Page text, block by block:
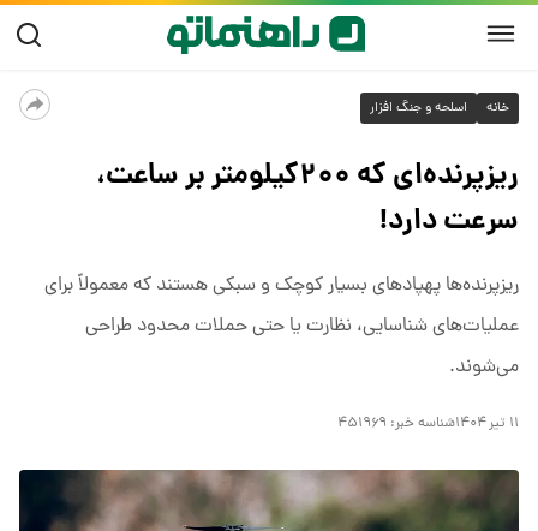
خانه اسلحه و جنگ افزار
ریزپرنده‌ای که‌ ۲۰۰کیلومتر بر ساعت،
سرعت دارد!
ریزپرنده‌ها پهپادهای بسیار کوچک و سبکی هستند که معمولاً برای
عملیات‌های شناسایی، نظارت یا حتی حملات محدود طراحی
می‌شوند.
۱۱ تیر ۱۴۰۴ شناسه خبر: ۴۵۱۹۶۹